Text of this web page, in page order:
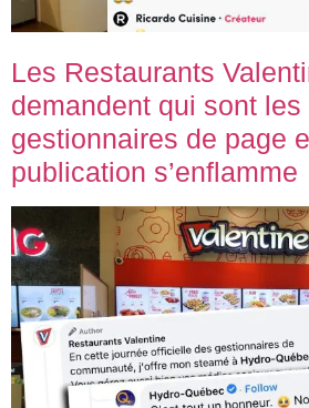
Les Restaurants
demandent qui sont
gestionnaires de page
publication s’enflamme